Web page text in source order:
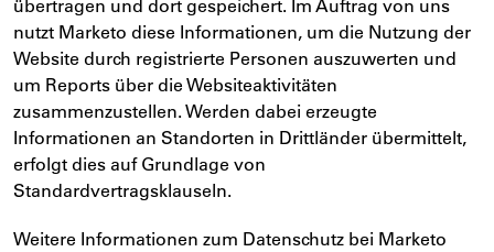
übertragen und dort gespeichert. Im Auftrag von uns
nutzt Marketo diese Informationen, um die Nutzung der
Website durch registrierte Personen auszuwerten und
um Reports über die Websiteaktivitäten
zusammenzustellen. Werden dabei erzeugte
Informationen an Standorten in Drittländer übermittelt,
erfolgt dies auf Grundlage von
Standardvertragsklauseln.
Weitere Informationen zum Datenschutz bei Marketo